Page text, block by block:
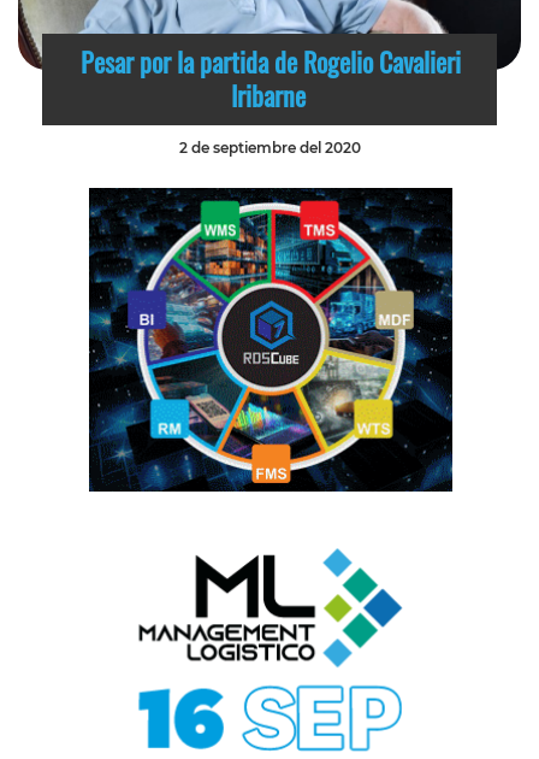
Pesar por la partida de Rogelio Cavalieri
Iribarne
2 de septiembre del 2020